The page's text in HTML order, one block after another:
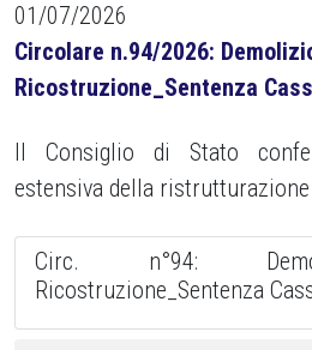
01/07/2026
Circolare n.94/2026:
Ricostruzione_Sentenza
Il Consiglio di Stato
estensiva della
Circ. n°94:
Ricostruzione_Sentenza